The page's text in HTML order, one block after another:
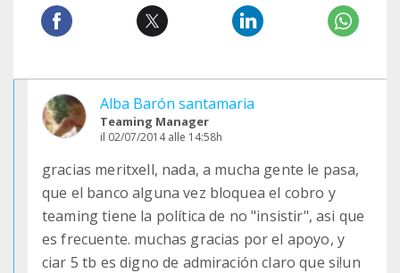
Alba Barón santamaria
Teaming Manager
il 02/07/2014 alle 14:58h
gracias meritxell, nada, a mucha gente le pasa,
que el banco alguna vez bloquea el cobro y
teaming tiene la política de no "insistir", asi que
es frecuente. muchas gracias por el apoyo, y
ciar 5 tb es digno de admiración claro que si!un